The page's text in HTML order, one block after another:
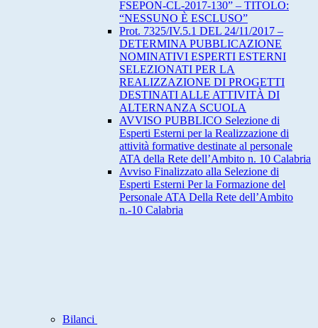
FSEPON-CL-2017-130” – TITOLO:
“NESSUNO È ESCLUSO”
Prot. 7325/IV.5.1 DEL 24/11/2017 –
DETERMINA PUBBLICAZIONE
NOMINATIVI ESPERTI ESTERNI
SELEZIONATI PER LA
REALIZZAZIONE DI PROGETTI
DESTINATI ALLE ATTIVITÀ DI
ALTERNANZA SCUOLA
AVVISO PUBBLICO Selezione di
Esperti Esterni per la Realizzazione di
attività formative destinate al personale
ATA della Rete dell’Ambito n. 10 Calabria
Avviso Finalizzato alla Selezione di
Esperti Esterni Per la Formazione del
Personale ATA Della Rete dell’Ambito
n.-10 Calabria
Bilanci